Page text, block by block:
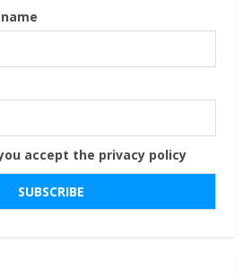
accept the privacy policy